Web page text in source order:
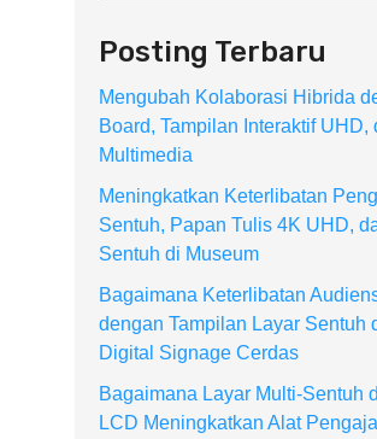
Posting Terbaru
Mengubah Kolaborasi Hibrida
Board, Tampilan Interaktif UHD,
Multimedia
Meningkatkan Keterlibatan
Sentuh, Papan Tulis 4K UHD,
Sentuh di Museum
Bagaimana Keterlibatan
dengan Tampilan Layar Sentuh
Digital Signage Cerdas
Bagaimana Layar Multi-Sentuh
LCD Meningkatkan Alat